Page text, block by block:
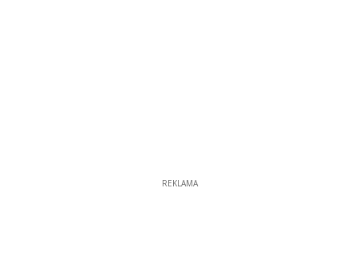
REKLAMA